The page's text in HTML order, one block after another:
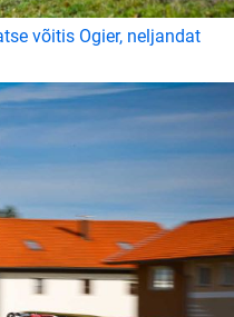
võitis Ogier, neljandat